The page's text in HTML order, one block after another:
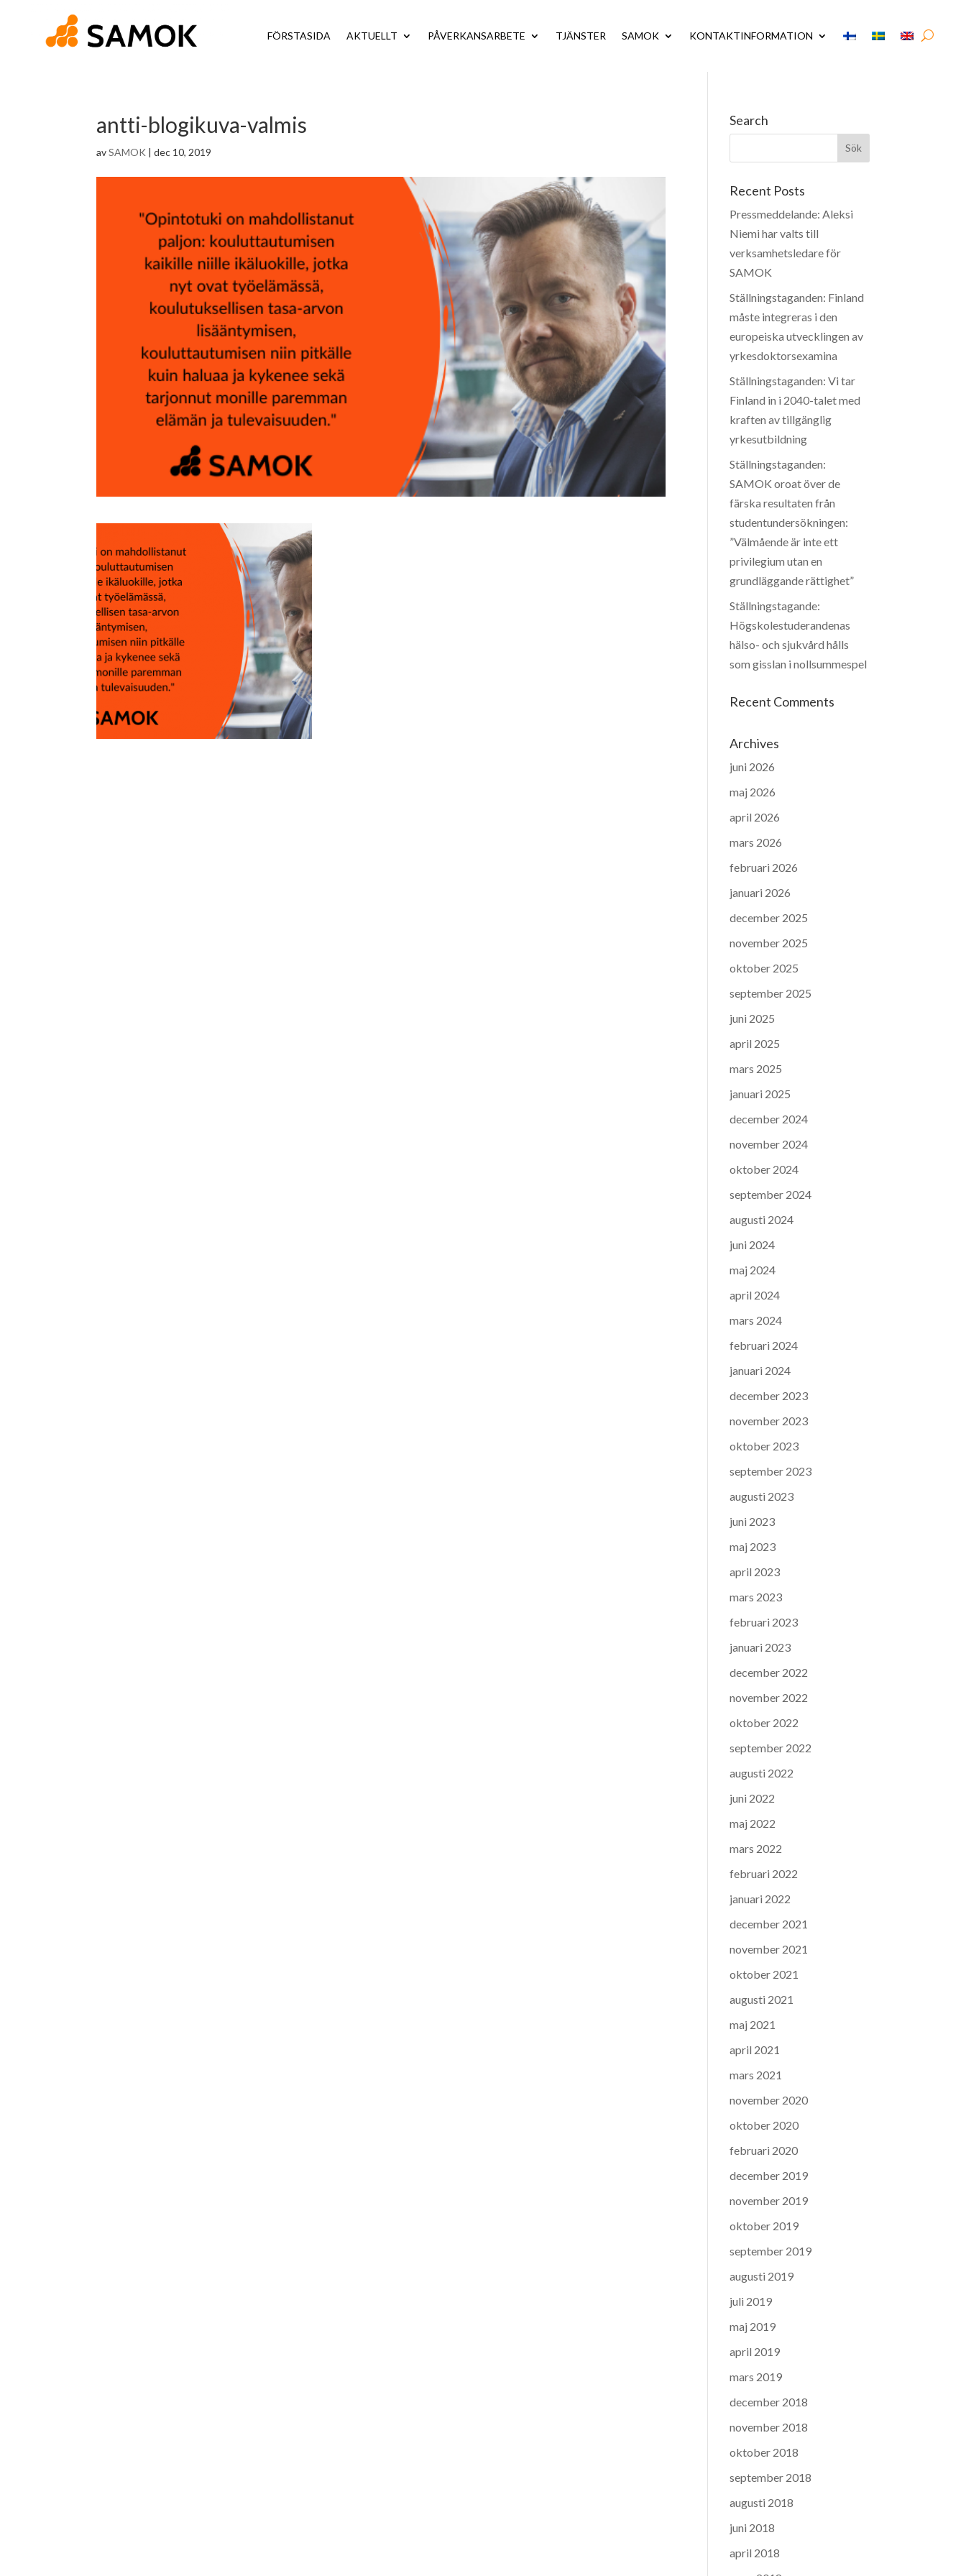
FÖRSTASIDA AKTUELLT PÅVERKANSARBETE TJÄNSTER SAMOK KONTAKTINFORMATION
antti-blogikuva-valmis
avSAMOK |dec 10, 2019
Search
Recent Posts
Pressmeddelande: Aleksi
Niemi har valts till
verksamhetsledare för
SAMOK
Ställningstaganden: Finland
måste integreras i den
europeiska utvecklingen av
yrkesdoktorsexamina
Ställningstaganden: Vi tar
Finland in i 2040-talet med
kraften av tillgänglig
yrkesutbildning
Ställningstaganden:
SAMOK oroat över de
färska resultaten från
studentundersökningen:
”Välmående är inte ett
privilegium utan en
grundläggande rättighet”
Ställningstagande:
Högskolestuderandenas
hälso- och sjukvård hålls
som gisslan i nollsummespel
Recent Comments
Archives
juni 2026
maj 2026
april 2026
mars 2026
februari 2026
januari 2026
december 2025
november 2025
oktober 2025
september 2025
juni 2025
april 2025
mars 2025
januari 2025
december 2024
november 2024
oktober 2024
september 2024
augusti 2024
juni 2024
maj 2024
april 2024
mars 2024
februari 2024
januari 2024
december 2023
november 2023
oktober 2023
september 2023
augusti 2023
juni 2023
maj 2023
april 2023
mars 2023
februari 2023
januari 2023
december 2022
november 2022
oktober 2022
september 2022
augusti 2022
juni 2022
maj 2022
mars 2022
februari 2022
januari 2022
december 2021
november 2021
oktober 2021
augusti 2021
maj 2021
april 2021
mars 2021
november 2020
oktober 2020
februari 2020
december 2019
november 2019
oktober 2019
september 2019
augusti 2019
juli 2019
maj 2019
april 2019
mars 2019
december 2018
november 2018
oktober 2018
september 2018
augusti 2018
juni 2018
april 2018